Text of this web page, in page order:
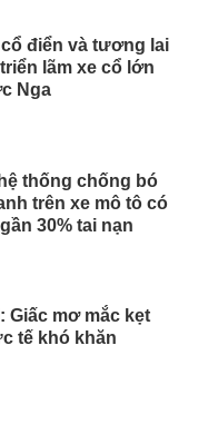
điển và tương lai
lãm xe cổ lớn
Nga
thống chống bó
trên xe mô tô có
30% tai nạn
Giấc mơ mắc kẹt
tế khó khăn